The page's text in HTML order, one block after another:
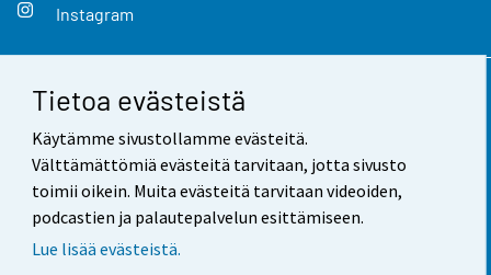
Tietoa evästeistä
Käytämme sivustollamme evästeitä.
Välttämättömiä evästeitä tarvitaan, jotta sivusto
toimii oikein. Muita evästeitä tarvitaan videoiden,
podcastien ja palautepalvelun esittämiseen.
Lue lisää evästeistä.
Instagram
Yhteystiedot
Palaute
Käyttöehdot